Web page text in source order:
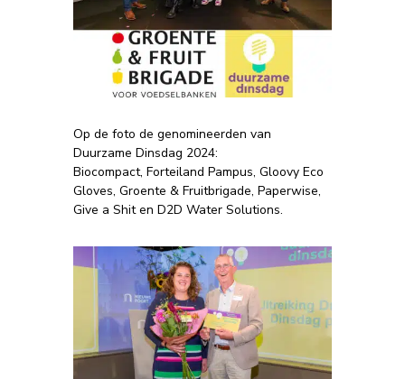
Op de foto de genomineerden van
Duurzame Dinsdag 2024:
Biocompact, Forteiland Pampus, Gloovy Eco
Gloves, Groente & Fruitbrigade, Paperwise,
Give a Shit en D2D Water Solutions.